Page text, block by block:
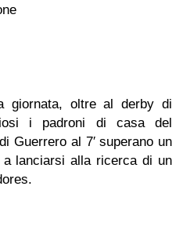
giornata, oltre al derby di
i padroni di casa del
Guerrero al 7′ superano un
lanciarsi alla ricerca di un